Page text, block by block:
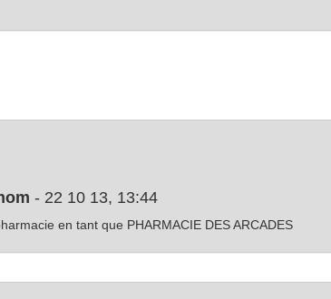
- 22 10 13, 13:44
en tant que PHARMACIE DES ARCADES